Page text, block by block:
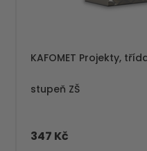
KAFOMET Projekty,
stupeň ZŠ
347 Kč